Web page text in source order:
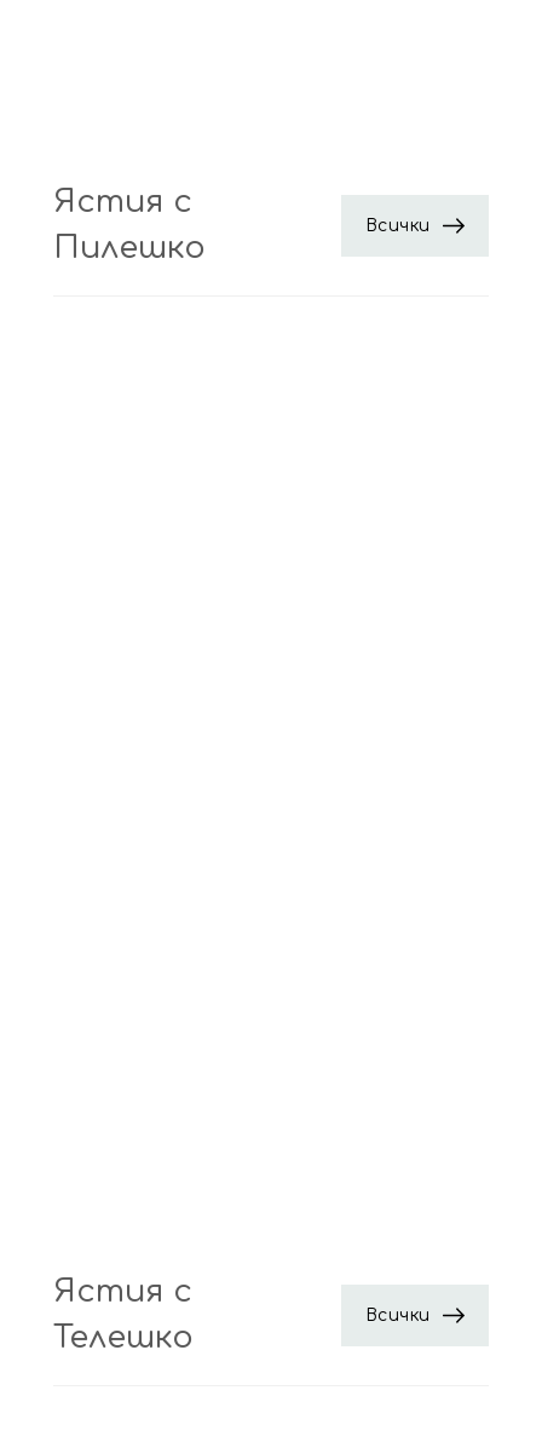
Ястия с
Пилешко
Всички
Ястия с
Телешко
Всички